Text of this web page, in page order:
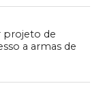
projeto de
a armas de